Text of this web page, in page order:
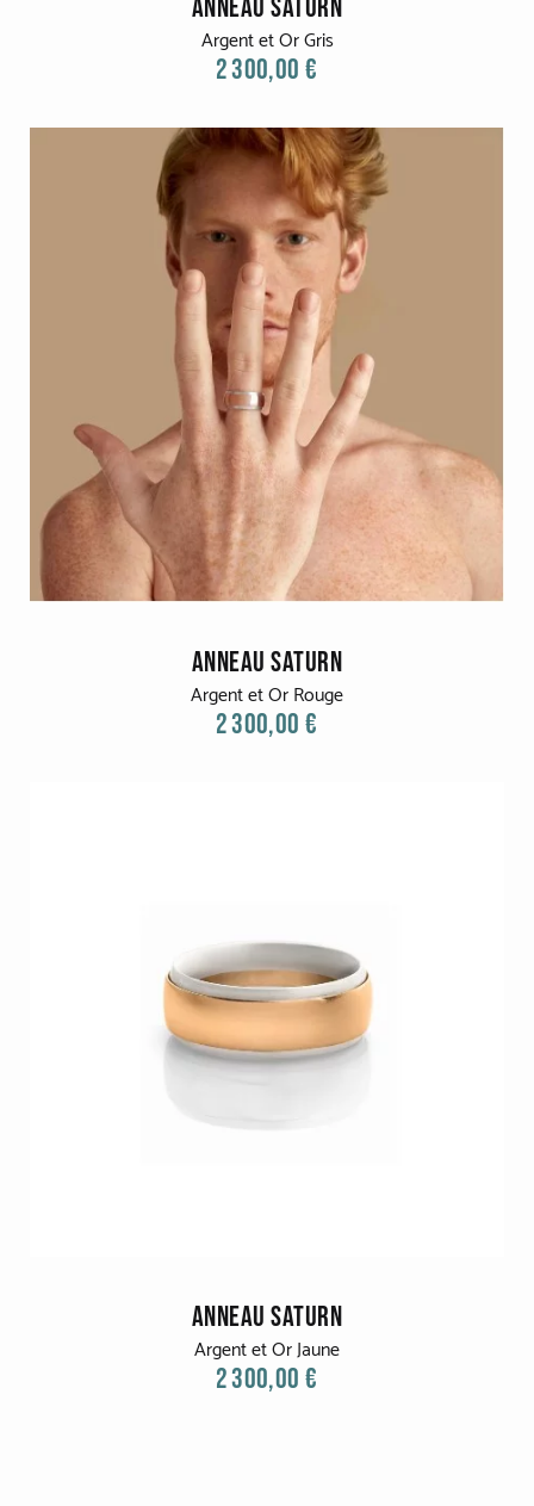
ANNEAU SATURN
Argent et Or Gris
2 300,00 €
ANNEAU SATURN
Argent et Or Rouge
2 300,00 €
ANNEAU SATURN
Argent et Or Jaune
2 300,00 €